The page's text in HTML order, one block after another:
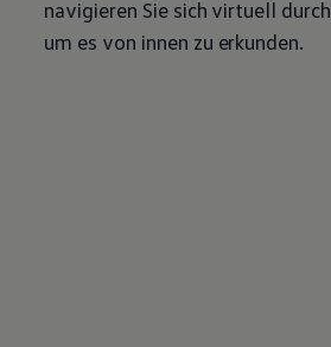
navigieren Sie sich virtuell
um es von innen zu erkunden.